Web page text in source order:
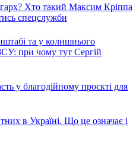
Хто такий Максим Кріппа
спецслужби
та у колишнього
при чому тут Сергій
у благодійному проєкті для
в Україні. Що це означає і